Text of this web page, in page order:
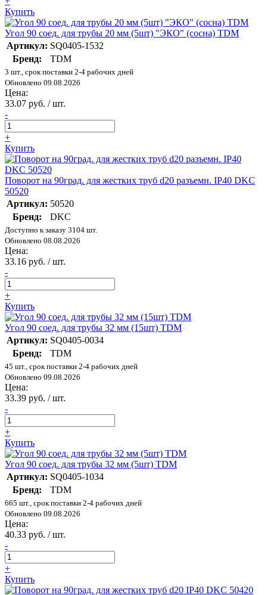
Купить
Угол 90 соед. для трубы 20 мм (5шт) "ЭКО" (сосна) TDM
Артикул: SQ0405-1532
Бренд:
TDM
3 шт., срок поставки 2-4 рабочих дней
Обновлено 09.08.2026
Цена:
33.07 руб. / шт.
-
+
Купить
Поворот на 90град. для жестких труб d20 разъемн. IP40 DKC
50520
Артикул: 50520
Бренд:
DKC
Доступно к заказу 3104 шт.
Обновлено 08.08.2026
Цена:
33.16 руб. / шт.
-
+
Купить
Угол 90 соед. для трубы 32 мм (15шт) TDM
Артикул: SQ0405-0034
Бренд:
TDM
45 шт., срок поставки 2-4 рабочих дней
Обновлено 09.08.2026
Цена:
33.39 руб. / шт.
-
+
Купить
Угол 90 соед. для трубы 32 мм (5шт) TDM
Артикул: SQ0405-1034
Бренд:
TDM
665 шт., срок поставки 2-4 рабочих дней
Обновлено 09.08.2026
Цена:
40.33 руб. / шт.
-
+
Купить